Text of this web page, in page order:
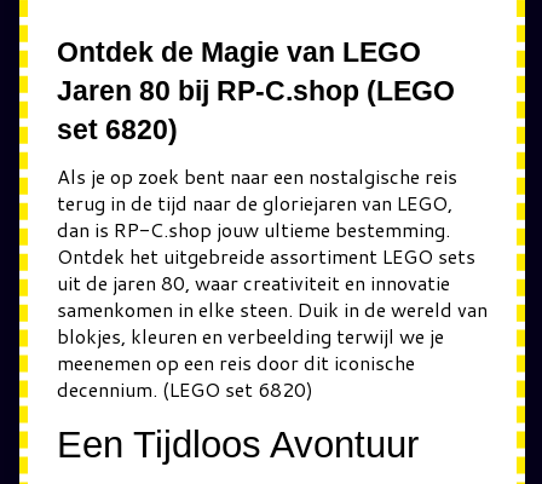
Ontdek de Magie van LEGO
Jaren 80 bij RP-C.shop (LEGO
set 6820)
Als je op zoek bent naar een nostalgische reis
terug in de tijd naar de gloriejaren van LEGO,
dan is RP-C.shop jouw ultieme bestemming.
Ontdek het uitgebreide assortiment LEGO sets
uit de jaren 80, waar creativiteit en innovatie
samenkomen in elke steen. Duik in de wereld van
blokjes, kleuren en verbeelding terwijl we je
meenemen op een reis door dit iconische
decennium. (LEGO set 6820)
Een Tijdloos Avontuur